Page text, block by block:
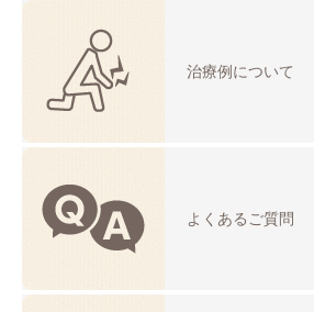
治療例について
よくあるご質問